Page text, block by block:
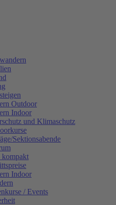
Outdoor
Indoor
und Klimaschutz
Sektionsabende
kompakt
Indoor
/ Events